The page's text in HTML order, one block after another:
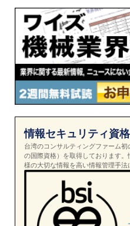
情報セキュリティ資
台湾のコンサルティングファーム
の国際資格）を取得しております
様の大切な情報を高い情報管理手法